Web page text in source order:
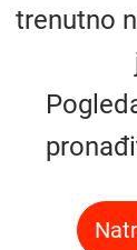
trenutno